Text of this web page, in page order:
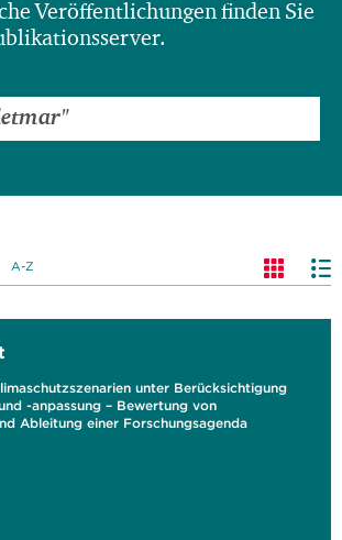
Veröffentlichungen finden Sie
A-Z
unter Berücksichtigung
-anpassung – Bewertung von
Ableitung einer Forschungsagenda